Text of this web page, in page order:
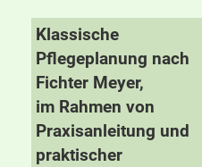
Klassische
Pflegeplanung nach
Fichter Meyer,
im Rahmen von
Praxisanleitung und
praktischer